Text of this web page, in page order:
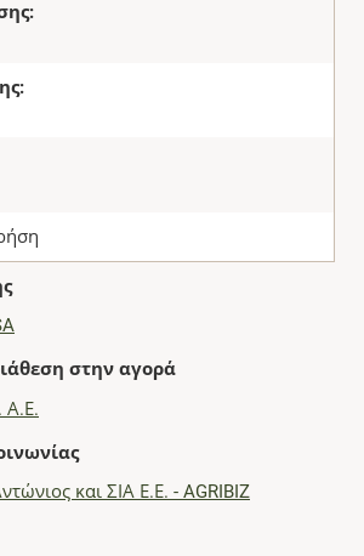
στην αγορά
Α.Ε.
και ΣΙΑ Ε.Ε. - AGRIBIZ